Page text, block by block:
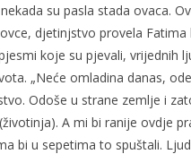
su pasla stada ovaca.
djetinjstvo provela Fatima
koje su pjevali, vrijednih
„Neće omladina danas,
Odoše u strane zemlje i
A mi bi ranije ovdje
bi u sepetima to spuštali.